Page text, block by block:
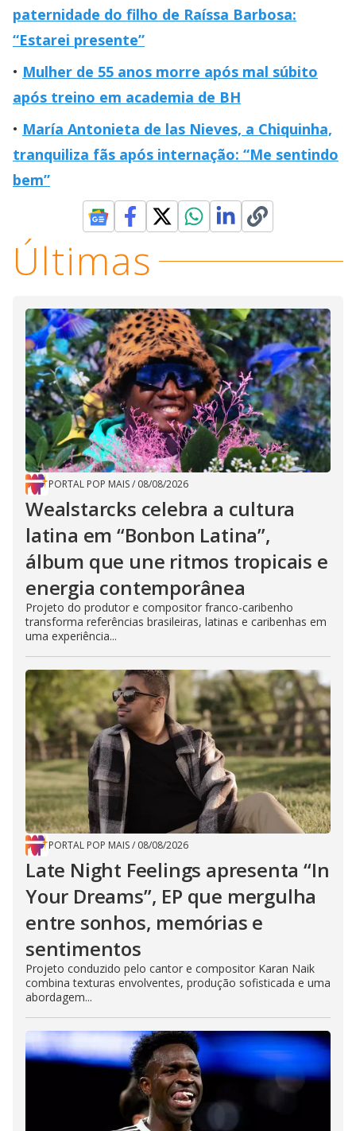
paternidade do filho de Raíssa Barbosa:
“Estarei presente”
Mulher de 55 anos morre após mal súbito
após treino em academia de BH
María Antonieta de las Nieves, a Chiquinha,
tranquiliza fãs após internação: “Me sentindo
bem”
Últimas
PORTAL POP MAIS/ 08/08/2026
Wealstarcks celebra a cultura
latina em “Bonbon Latina”,
álbum que une ritmos tropicais e
energia contemporânea
Projeto do produtor e compositor franco-caribenho
transforma referências brasileiras, latinas e caribenhas em
uma experiência...
PORTAL POP MAIS/ 08/08/2026
Late Night Feelings apresenta “In
Your Dreams”, EP que mergulha
entre sonhos, memórias e
sentimentos
Projeto conduzido pelo cantor e compositor Karan Naik
combina texturas envolventes, produção sofisticada e uma
abordagem...